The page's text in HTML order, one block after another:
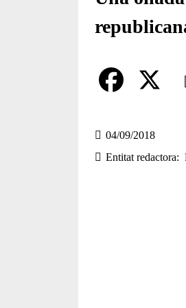
Comparteix
a
c
04/09/2018
Entitat redactora